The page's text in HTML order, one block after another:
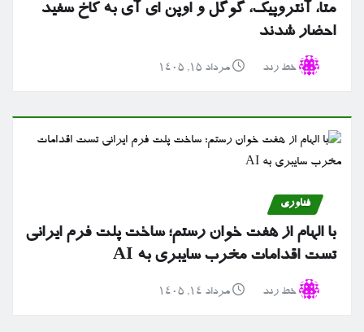
متا، آنتروپیک، گوگل و اوپن ای آی به کاخ سفید
احضار شدند
خط رند مرداد ۱۵, ۱۴۰۵
فناوری
با الهام از هفت خوان رستم؛ ساخت پلت فرم ایرانی
تست اقدامات مخرب سایبری به AI
خط رند مرداد ۱۴, ۱۴۰۵